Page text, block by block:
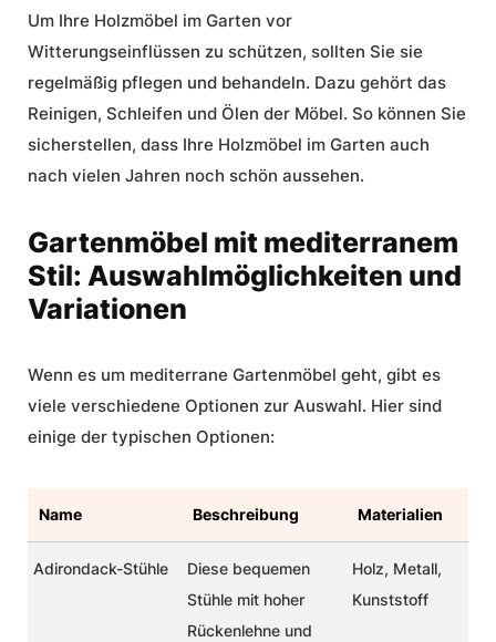
Um Ihre Holzmöbel im Garten vor
Witterungseinflüssen zu schützen, sollten Sie sie
regelmäßig pflegen und behandeln. Dazu gehört das
Reinigen, Schleifen und Ölen der Möbel. So können Sie
sicherstellen, dass Ihre Holzmöbel im Garten auch
nach vielen Jahren noch schön aussehen.
Gartenmöbel mit mediterranem
Stil: Auswahlmöglichkeiten und
Variationen
Wenn es um mediterrane Gartenmöbel geht, gibt es
viele verschiedene Optionen zur Auswahl. Hier sind
einige der typischen Optionen:
Name Beschreibung Materialien
Adirondack-Stühle
Diese bequemen
Stühle mit hoher
Rückenlehne und
Holz, Metall,
Kunststoff